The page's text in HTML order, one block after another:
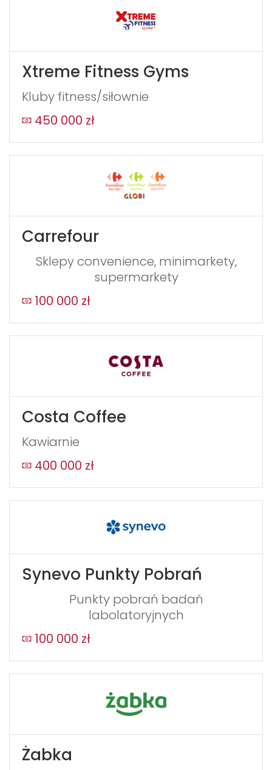
Xtreme Fitness Gyms
Kluby fitness/siłownie
450 000 zł
Carrefour
Sklepy convenience, minimarkety,
supermarkety
100 000 zł
Costa Coffee
Kawiarnie
400 000 zł
Synevo Punkty Pobrań
Punkty pobrań badań
labolatoryjnych
100 000 zł
Żabka